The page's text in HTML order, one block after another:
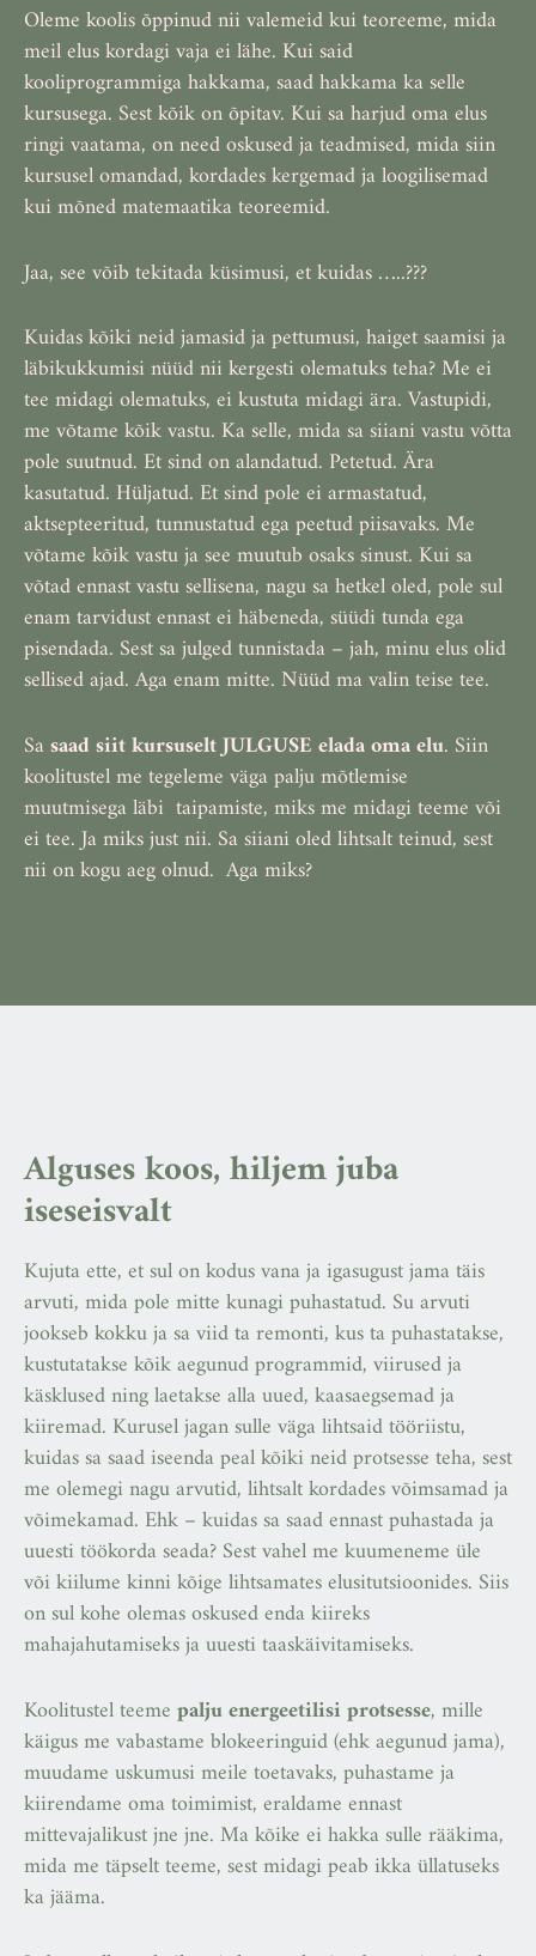
Oleme koolis õppinud nii valemeid kui teoreeme, mida
meil elus kordagi vaja ei lähe. Kui said
kooliprogrammiga hakkama, saad hakkama ka selle
kursusega. Sest kõik on õpitav. Kui sa harjud oma elus
ringi vaatama, on need oskused ja teadmised, mida siin
kursusel omandad, kordades kergemad ja loogilisemad
kui mõned matemaatika teoreemid.
Jaa, see võib tekitada küsimusi, et kuidas …..???
Kuidas kõiki neid jamasid ja pettumusi, haiget saamisi ja
läbikukkumisi nüüd nii kergesti olematuks teha? Me ei
tee midagi olematuks, ei kustuta midagi ära. Vastupidi,
me võtame kõik vastu. Ka selle, mida sa siiani vastu võtta
pole suutnud. Et sind on alandatud. Petetud. Ära
kasutatud. Hüljatud. Et sind pole ei armastatud,
aktsepteeritud, tunnustatud ega peetud piisavaks. Me
võtame kõik vastu ja see muutub osaks sinust. Kui sa
võtad ennast vastu sellisena, nagu sa hetkel oled, pole sul
enam tarvidust ennast ei häbeneda, süüdi tunda ega
pisendada. Sest sa julged tunnistada – jah, minu elus olid
sellised ajad. Aga enam mitte. Nüüd ma valin teise tee.
Sasaad siit kursuselt JULGUSE elada oma elu. Siin
koolitustel me tegeleme väga palju mõtlemise
muutmisega läbi taipamiste, miks me midagi teeme või
ei tee. Ja miks just nii. Sa siiani oled lihtsalt teinud, sest
nii on kogu aeg olnud. Aga miks?
Alguses koos, hiljem juba
iseseisvalt
Kujuta ette, et sul on kodus vana ja igasugust jama täis
arvuti, mida pole mitte kunagi puhastatud. Su arvuti
jookseb kokku ja sa viid ta remonti, kus ta puhastatakse,
kustutatakse kõik aegunud programmid, viirused ja
käsklused ning laetakse alla uued, kaasaegsemad ja
kiiremad. Kurusel jagan sulle väga lihtsaid tööriistu,
kuidas sa saad iseenda peal kõiki neid protsesse teha, sest
me olemegi nagu arvutid, lihtsalt kordades võimsamad ja
võimekamad. Ehk – kuidas sa saad ennast puhastada ja
uuesti töökorda seada? Sest vahel me kuumeneme üle
või kiilume kinni kõige lihtsamates elusitutsioonides. Siis
on sul kohe olemas oskused enda kiireks
mahajahutamiseks ja uuesti taaskäivitamiseks.
Koolitustel teemepalju energeetilisi protsesse, mille
käigus me vabastame blokeeringuid (ehk aegunud jama),
muudame uskumusi meile toetavaks, puhastame ja
kiirendame oma toimimist, eraldame ennast
mittevajalikust jne jne. Ma kõike ei hakka sulle rääkima,
mida me täpselt teeme, sest midagi peab ikka üllatuseks
ka jääma.